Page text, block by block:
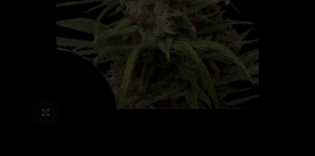
Click to enlarge